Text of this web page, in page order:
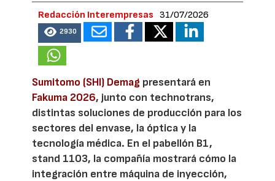
Redacción Interempresas 31/07/2026
2930
Sumitomo (SHI) Demag presentará en
Fakuma 2026, junto con technotrans,
distintas soluciones de producción para los
sectores del envase, la óptica y la
tecnología médica. En el pabellón B1,
stand 1103, la compañía mostrará cómo la
integración entre máquina de inyección,